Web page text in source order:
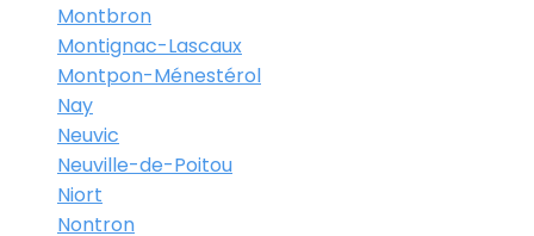
Montbron
Montignac-Lascaux
Montpon-Ménestérol
Nay
Neuvic
Neuville-de-Poitou
Niort
Nontron